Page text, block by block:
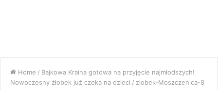
Home / Bajkowa Kraina gotowa na przyjęcie najmłodszych!
Nowoczesny żłobek już czeka na dzieci / zlobek-Moszczenica-8